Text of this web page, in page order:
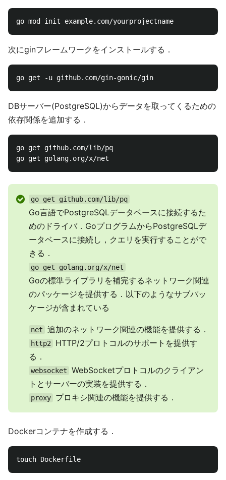
次にginフレームワークをインストールする．
DBサーバー(PostgreSQL)からデータを取ってくるための
依存関係を追加する．
go get github.com/lib/pq
go get github.com/lib/pq
Go言語でPostgreSQLデータベースに接続するた
めのドライバ．GoプログラムからPostgreSQLデ
ータベースに接続し，クエリを実行することがで
きる．
go get golang.org/x/net
Goの標準ライブラリを補完するネットワーク関連
のパッケージを提供する．以下のようなサブパッ
ケージが含まれている
net 追加のネットワーク関連の機能を提供する．
http2
HTTP/2プロトコルのサポートを提供す
る．
websocket
WebSocketプロトコルのクライアン
トとサーバーの実装を提供する．
proxy プロキシ関連の機能を提供する．
Dockerコンテナを作成する．